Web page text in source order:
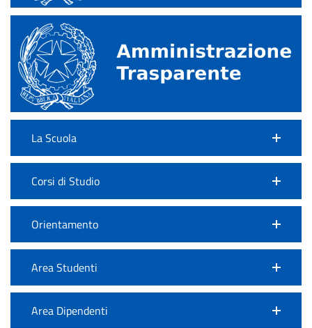
La Scuola
Corsi di Studio
Orientamento
Area Studenti
Area Dipendenti